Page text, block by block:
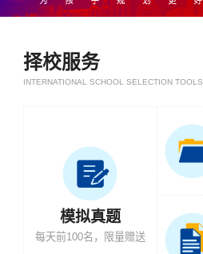
择校服务
INTERNATIONAL SCHOOL SELECTION TOOLS
模拟真题
每天前100名，限量赠送